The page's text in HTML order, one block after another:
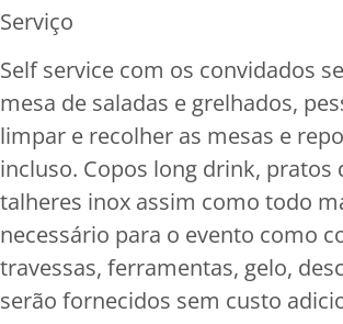
Serviço
Self service com os convidados
mesa de saladas e grelhados,
limpar e recolher as mesas e
incluso. Copos long drink, pratos
talheres inox assim como todo
necessário para o evento como
travessas, ferramentas, gelo,
serão fornecidos sem custo